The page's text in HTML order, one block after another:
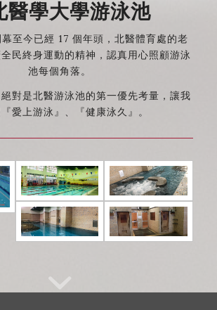
醫學大學游泳池
至今已經 17 個年頭，北醫體育處的老
民終身運動的精神，認真用心照顧游泳
池每個角落。
絕對是北醫游泳池的第一優先考量，讓我
愛上游泳』、『健康泳久』。